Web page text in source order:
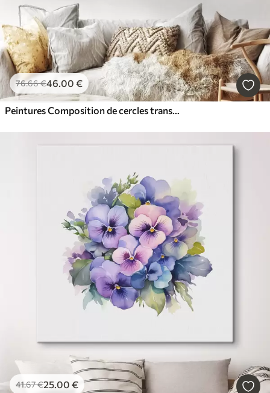
76.66€46.00 €
Peintures Composition de cercles translucides et de tiges élégantes
41.67€25.00 €